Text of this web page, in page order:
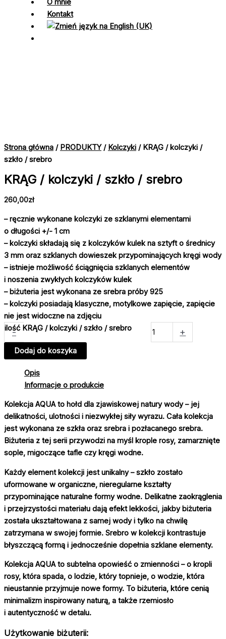
O mnie
Kontakt
Strona główna / PRODUKTY/ Kolczyki / KRĄG / kolczyki /
szkło / srebro
KRĄG / kolczyki / szkło / srebro
260,00zł
– ręcznie wykonane kolczyki ze szklanymi elementami
o długości +/- 1 cm
– kolczyki składają się z kolczyków kulek na sztyft o średnicy
3 mm oraz szklanych dowieszek przypominających kręgi wody
– istnieje możliwość ściągnięcia szklanych elementów
i noszenia zwykłych kolczyków kulek
– biżuteria jest wykonana ze srebra próby 925
– kolczyki posiadają klasyczne, motylkowe zapięcie, zapięcie
nie jest widoczne na zdjęciu
-
ilość KRĄG / kolczyki / szkło / srebro +
Dodaj do koszyka
Opis
Informacje o produkcie
Kolekcja AQUA to hołd dla zjawiskowej natury wody – jej
delikatności, ulotności i niezwykłej siły wyrazu. Cała kolekcja
jest wykonana ze szkła oraz srebra i pozłacanego srebra.
Biżuteria z tej serii przywodzi na myśl krople rosy, zamarznięte
sople, migoczące tafle czy kręgi wodne.
Każdy element kolekcji jest unikalny – szkło zostało
uformowane w organiczne, nieregularne kształty
przypominające naturalne formy wodne. Delikatne zaokrąglenia
i przejrzystości materiału dają efekt lekkości, jakby biżuteria
została ukształtowana z samej wody i tylko na chwilę
zatrzymana w swojej formie. Srebro w kolekcji kontrastuje
błyszczącą formą i jednocześnie dopełnia szklane elementy.
Kolekcja AQUA to subtelna opowieść o zmienności – o kropli
rosy, która spada, o lodzie, który topnieje, o wodzie, która
nieustannie przyjmuje nowe formy. To biżuteria, które cenią
minimalizm inspirowany naturą, a także rzemiosło
i autentyczność w detalu.
Użytkowanie biżuterii: